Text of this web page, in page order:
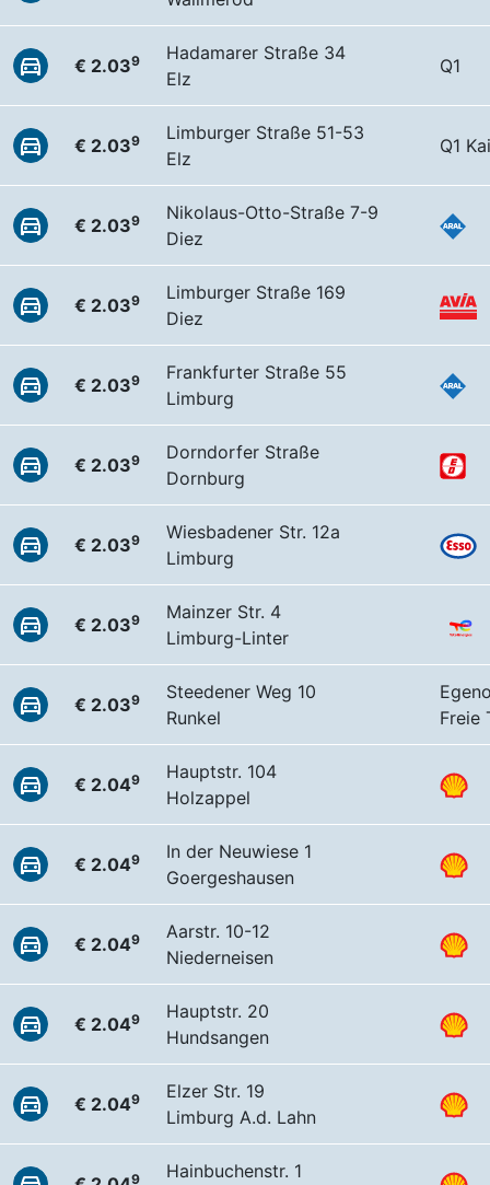
€ 2.039
Hadamarer Straße 34
Elz
Q1
€ 2.039
Limburger Straße 51-53
Elz
Q1
€ 2.039
Nikolaus-Otto-Straße 7-9
Diez
€ 2.039
Limburger Straße 169
Diez
€ 2.039
Frankfurter Straße 55
Limburg
€ 2.039
Dorndorfer Straße
Dornburg
€ 2.039
Wiesbadener Str. 12a
Limburg
€ 2.039
Mainzer Str. 4
Limburg-Linter
€ 2.039
Steedener Weg 10
Runkel
Freie
€ 2.049
Hauptstr. 104
Holzappel
€ 2.049
In der Neuwiese 1
Goergeshausen
€ 2.049
Aarstr. 10-12
Niederneisen
€ 2.049
Hauptstr. 20
Hundsangen
€ 2.049
Elzer Str. 19
Limburg A.d. Lahn
9 Hainbuchenstr. 1